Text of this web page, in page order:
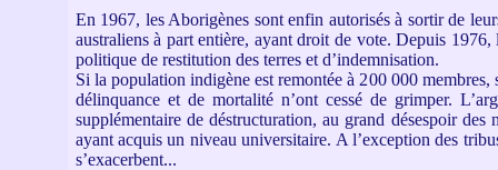
En 1967, les Aborigènes sont enfin autorisés à sortir de
australiens à part entière, ayant droit de vote. Depuis
politique de restitution des terres et d’indemnisation.
Si la population indigène est remontée à 200 000
délinquance et de mortalité n’ont cessé de grimper.
supplémentaire de déstructuration, au grand désespoir
ayant acquis un niveau universitaire. A l’exception des
s’exacerbent...